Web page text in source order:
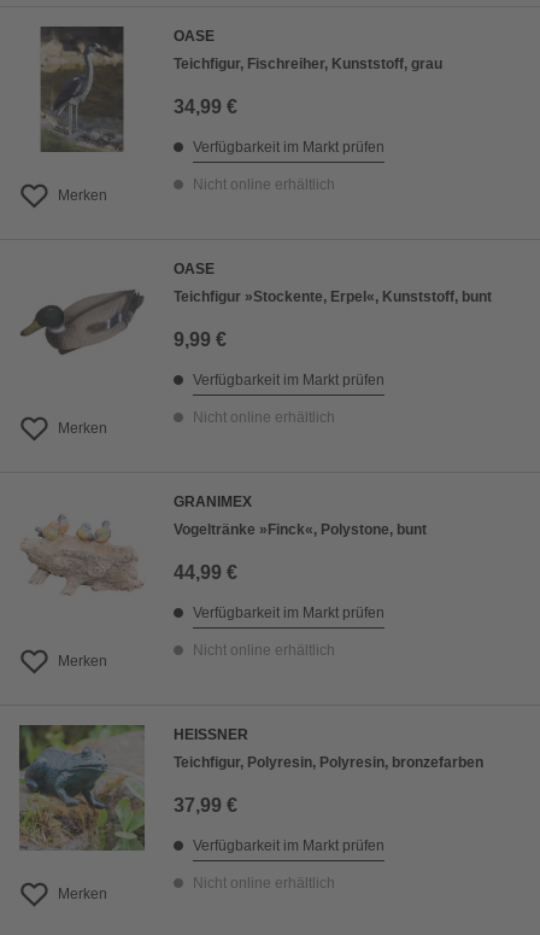
Merken
OASE
Teichfigur, Fischreiher, Kunststoff, grau
34,99 €
Verfügbarkeit im Markt prüfen
Nicht online erhältlich
Merken
OASE
Teichfigur »Stockente, Erpel«, Kunststoff, bunt
9,99 €
Verfügbarkeit im Markt prüfen
Nicht online erhältlich
Merken
GRANIMEX
Vogeltränke »Finck«, Polystone, bunt
44,99 €
Verfügbarkeit im Markt prüfen
Nicht online erhältlich
Merken
HEISSNER
Teichfigur, Polyresin, Polyresin, bronzefarben
37,99 €
Verfügbarkeit im Markt prüfen
Nicht online erhältlich